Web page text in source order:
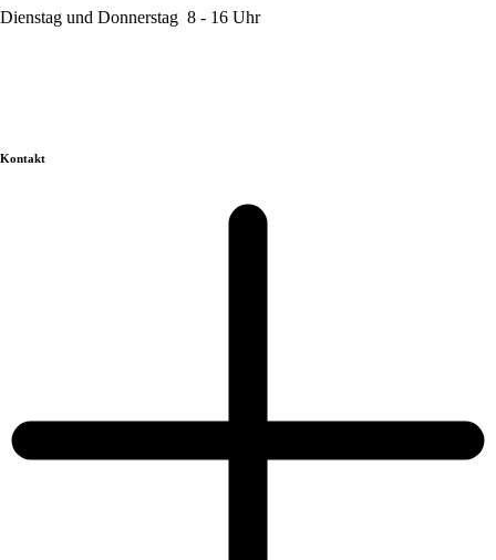
Dienstag und Donnerstag 8 - 16 Uhr
Kontakt